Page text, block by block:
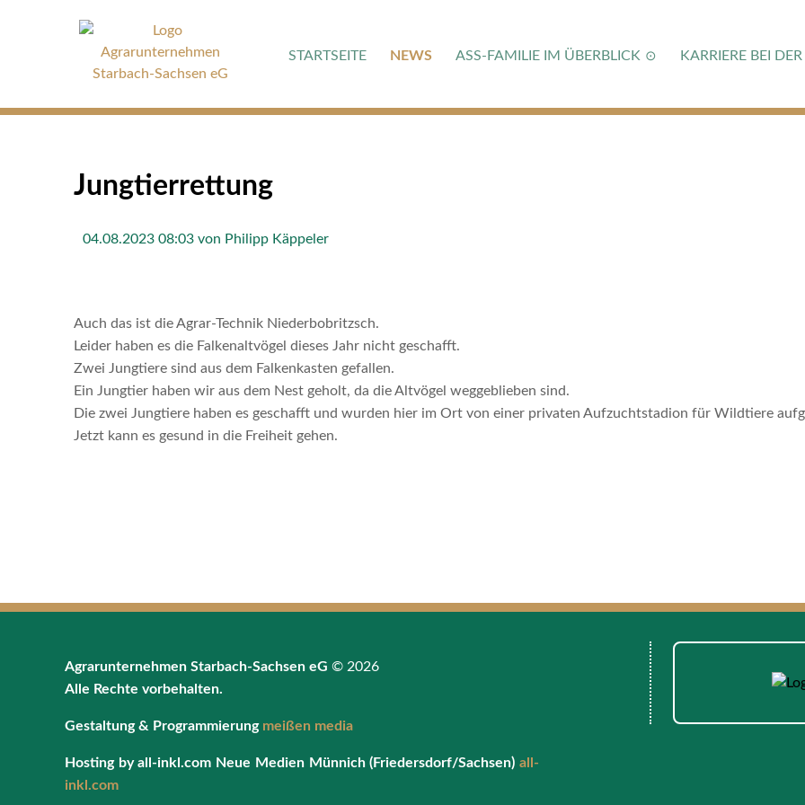
STARTSEITE NEWS ASS-FAMILIE IM ÜBERBLICK KARRIERE BEI
Jungtierrettung
04.08.2023 08:03 von Philipp Käppeler
Auch das ist die Agrar-Technik Niederbobritzsch.
Leider haben es die Falkenaltvögel dieses Jahr nicht geschafft.
Zwei Jungtiere sind aus dem Falkenkasten gefallen.
Ein Jungtier haben wir aus dem Nest geholt, da die Altvögel weggeblieben sind.
Die zwei Jungtiere haben es geschafft und wurden hier im Ort von einer privaten Aufzuchtstadion für Wildtiere
Jetzt kann es gesund in die Freiheit gehen.
Agrarunternehmen Starbach-Sachsen eG © 2026
Alle Rechte vorbehalten.
Gestaltung & Programmierung meißen media
Hosting by all-inkl.com Neue Medien Münnich (Friedersdorf/Sachsen) all-
inkl.com